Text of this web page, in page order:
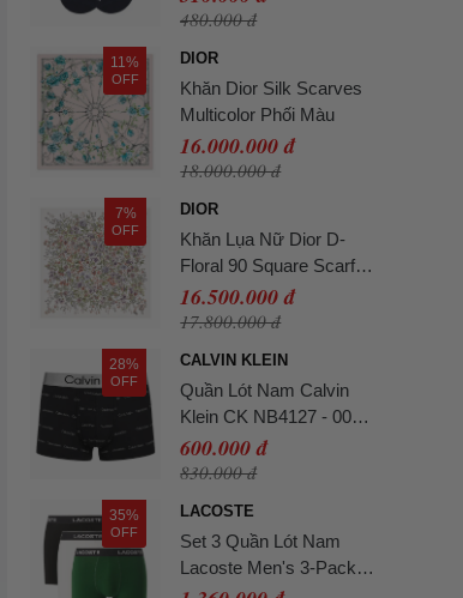
480.000 đ
11%
OFF
DIOR
Khăn Dior Silk Scarves
Multicolor Phối Màu
16.000.000 đ
18.000.000 đ
7%
OFF
DIOR
Khăn Lụa Nữ Dior D-
Floral 90 Square Scarf
Silk Twill Màu Trắng Họa
Tiết
16.500.000 đ
17.800.000 đ
28%
OFF
CALVIN KLEIN
Quần Lót Nam Calvin
Klein CK NB4127 - 003
Màu Đen Size L
600.000 đ
830.000 đ
35%
OFF
LACOSTE
Set 3 Quần Lót Nam
Lacoste Men's 3-Pack
Stretch Cotton Boxer